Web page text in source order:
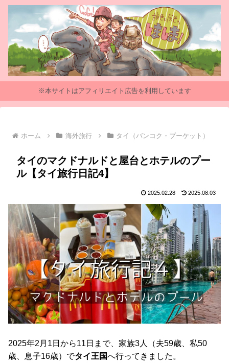
※本サイトはアフィリエイト広告を利用しています
ホーム 海外旅行 タイ（バンコク・プーケット）
タイのマクドナルドと屋台とホテルのプー
ル【タイ旅行日記4】
2025.02.28 2025.08.03
2025年2月1日から11日まで、家族3人（夫59歳、私50
歳、息子16歳）でタイ王国へ行ってきました。